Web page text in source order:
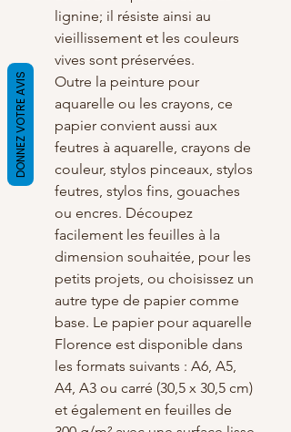
lignine; il résiste ainsi au
vieillissement et les couleurs
vives sont préservées.
Outre la peinture pour
aquarelle ou les crayons, ce
papier convient aussi aux
feutres à aquarelle, crayons de
couleur, stylos pinceaux, stylos
feutres, stylos fins, gouaches
ou encres. Découpez
facilement les feuilles à la
dimension souhaitée, pour les
petits projets, ou choisissez un
autre type de papier comme
base. Le papier pour aquarelle
Florence est disponible dans
les formats suivants : A6, A5,
A4, A3 ou carré (30,5 x 30,5 cm)
et également en feuilles de
DONNEZ VOTRE AVIS